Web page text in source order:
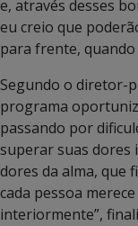
e, através desses
eu creio que
para frente, quando
Segundo o diretor-
programa
passando por
superar suas dores
dores da alma, que
cada pessoa
interiormente”,